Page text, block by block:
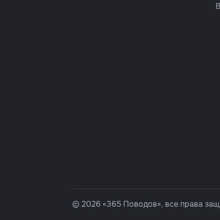
© 2026 «365 Поводов», все права